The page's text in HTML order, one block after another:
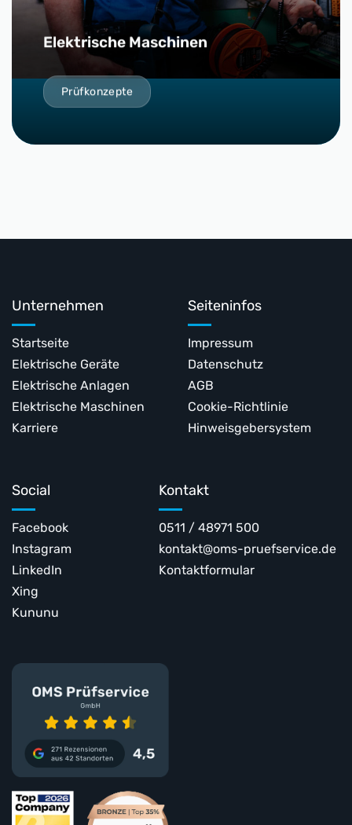
Elektrische Maschinen
Prüfkonzepte
Unternehmen
Startseite
Elektrische Geräte
Elektrische Anlagen
Elektrische Maschinen
Karriere
Seiteninfos
Impressum
Datenschutz
AGB
Cookie-Richtlinie
Hinweisgebersystem
Social
Facebook
Instagram
LinkedIn
Xing
Kununu
Kontakt
0511 / 48971 500
kontakt@oms-pruefservice.de
Kontaktformular